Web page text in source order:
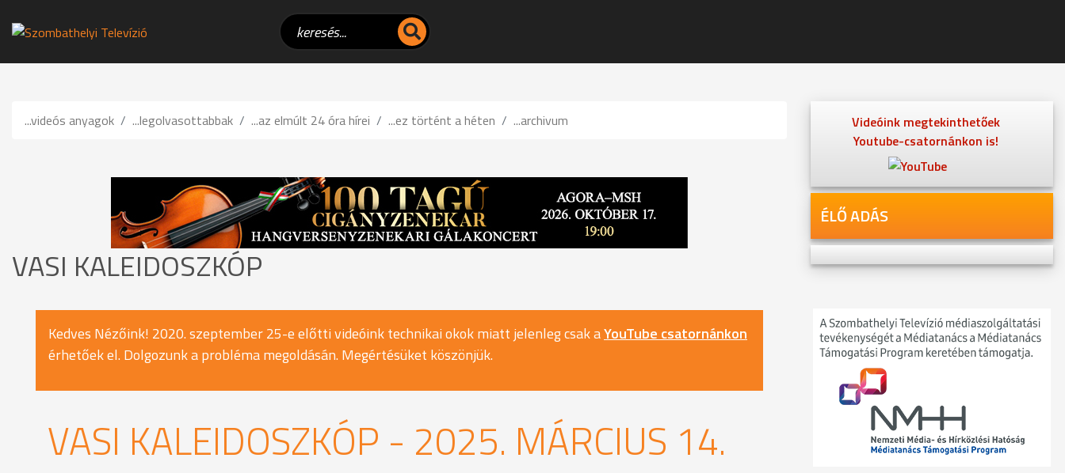
...videós anyagok ...legolvasottabbak ...az elmúlt 24 óra hírei ...ez történt a héten ...archivum
VASI KALEIDOSZKÓP
Kedves Nézőink! 2020. szeptember 25-e előtti videóink technikai okok miatt jelenleg csak aYouTube csatornánkon
érhetőek el. Dolgozunk a probléma megoldásán. Megértésüket köszönjük.
VASI KALEIDOSZKÓP - 2025. MÁRCIUS 14.
Videóink megtekinthetőek
Youtube-csatornánkon is!
ÉLŐ ADÁS